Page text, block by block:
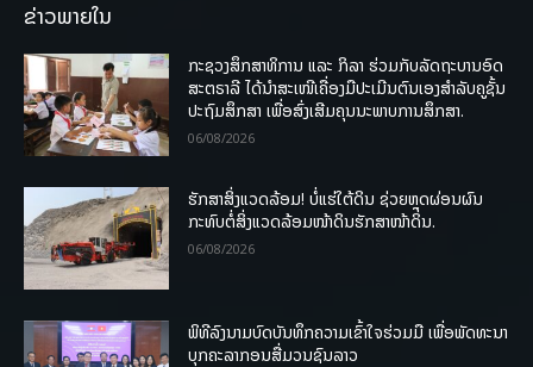
ຂ່າວພາຍໃນ
ກະຊວງສຶກສາທິການ ແລະ ກິລາ ຮ່ວມກັບລັດຖະບານອົດ
ສະຕຣາລີ ໄດ້ນຳສະເໜີເຄື່ອງມືປະເມີນຕົນເອງສຳລັບຄູຊັ້ນ
ປະຖົມສຶກສາ ເພື່ອສົ່ງເສີມຄຸນນະພາບການສຶກສາ.
06/08/2026
ຮັກສາສິ່ງແວດລ້ອມ! ບໍ່ແຮ່ໃຕ້ດິນ ຊ່ວຍຫຼຸດຜ່ອນຜົນ
ກະທົບຕໍ່ສິ່ງແວດລ້ອມໜ້າດິນຮັກສາໜ້າດິນ.
06/08/2026
ພິທີລົງນາມບົດບັນທຶກຄວາມເຂົ້າໃຈຮ່ວມມື ເພື່ອພັດທະນາ
ບຸກຄະລາກອນສື່ມວນຊົນລາວ